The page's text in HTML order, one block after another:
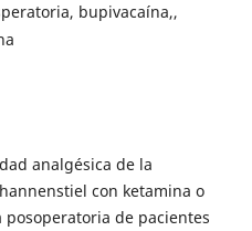
bupivacaína,,
analgésica de la
con ketamina o
de pacientes